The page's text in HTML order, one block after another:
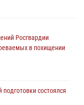
Росгвардии
в похищении
состоялся